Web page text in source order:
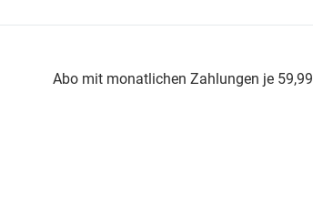
Abo mit monatlichen Zahlungen je